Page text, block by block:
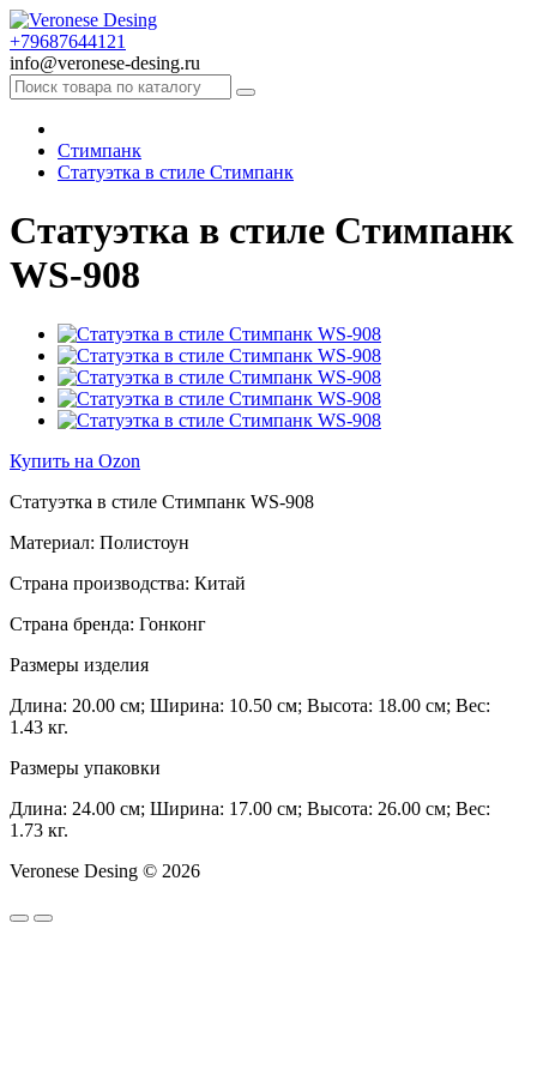
+79687644121
info@veronese-desing.ru
Стимпанк
Статуэтка в стиле Стимпанк
Статуэтка в стиле Стимпанк
WS-908
Купить на Ozon
Статуэтка в стиле Стимпанк WS-908
Материал: Полистоун
Страна производства: Китай
Страна бренда: Гонконг
Размеры изделия
Длина: 20.00 см; Ширина: 10.50 см; Высота: 18.00 см; Вес:
1.43 кг.
Размеры упаковки
Длина: 24.00 см; Ширина: 17.00 см; Высота: 26.00 см; Вес:
1.73 кг.
Veronese Desing © 2026